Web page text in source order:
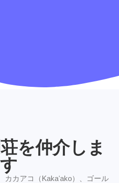
を仲介しま
す
カカアコ（Kakaʻako）、ゴール